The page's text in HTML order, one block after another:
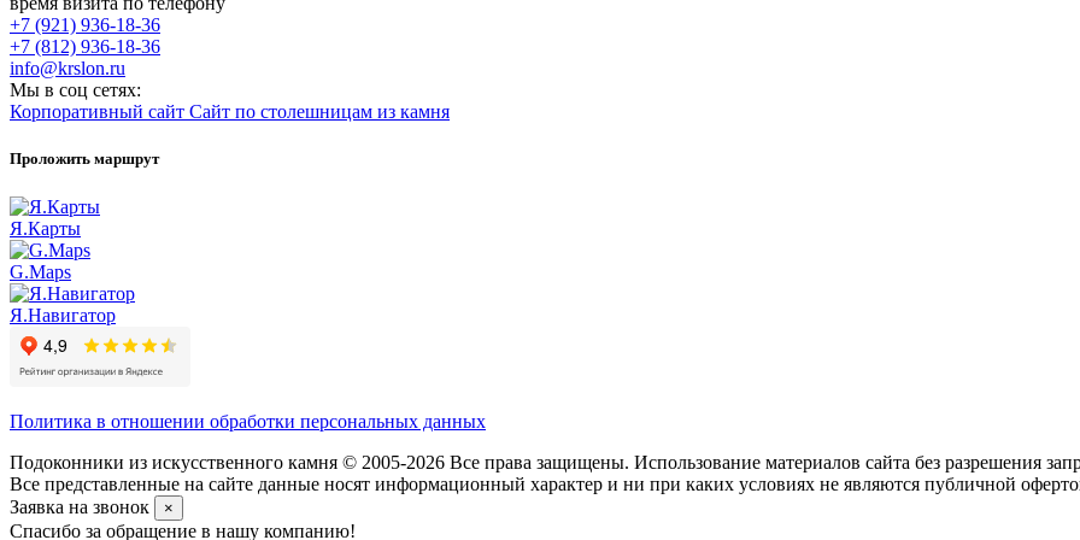
+7 (921) 936-18-36
+7 (812) 936-18-36
info@krslon.ru
Мы в соц сетях:
Корпоративный сайт Сайт по столешницам из камня
Проложить маршрут
Я.Карты
G.Maps
Я.Навигатор
Политика в отношении обработки персональных данных
Подоконники из искусственного камня © 2005-2026 Все права защищены. Использование материалов сайта без разрешения
Все представленные на сайте данные носят информационный характер и ни при каких условиях не являются публичной
Заявка на звонок
×
Спасибо за обращение в нашу компанию!